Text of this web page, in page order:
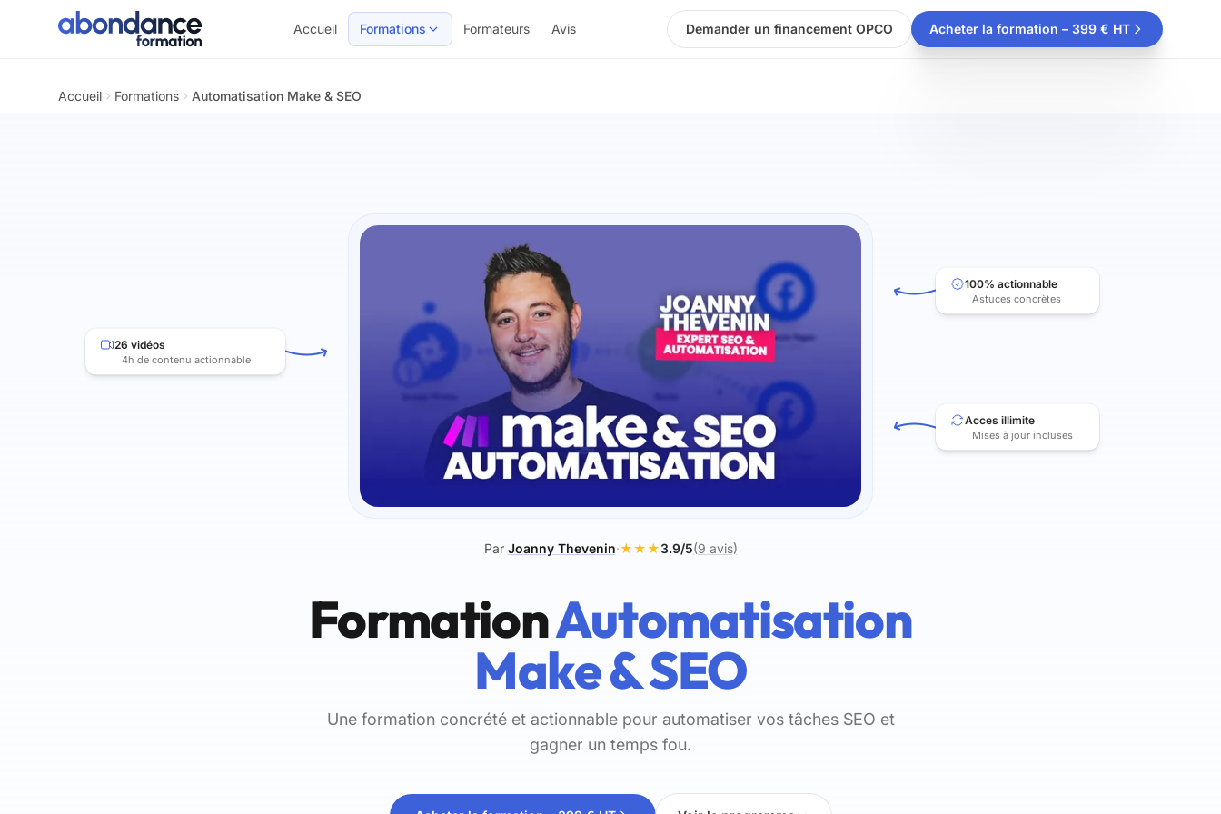
Accueil Formations Formateurs Avis Demander un financement OPCO Acheter la formation – 399 € HT
Accueil Formations Automatisation Make & SEO
Pour qui ? Solution
26 vidéos
4h de contenu actionnable
100% actionnable
Astuces concrètes
Acces illimite
Mises à jour incluses
Par Joanny Thevenin·★★★3.9/5(9 avis)
FormationAutomatisation
Make & SEO
Une formation concrété et actionnable pour automatiser vos tâches SEO et
gagner un temps fou.